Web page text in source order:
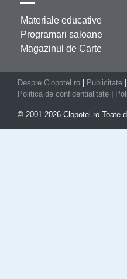
Materiale educative
Programari saloane
Magazinul de Carte
Despre Clopotel.ro Publicitate
Politica de confidentialitate
© 2001-2026 Clopotel.ro Toate